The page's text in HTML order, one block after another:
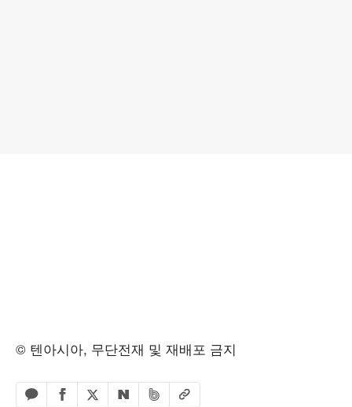
© 텐아시아, 무단전재 및 재배포 금지
카카오톡 공유하기
페이스북 공유하기
엑스 공유하기
네이버 공유하기
밴드 공유하기
URL복사